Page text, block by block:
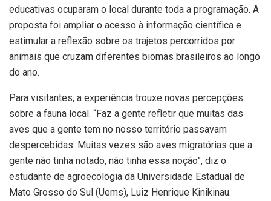
educativas ocuparam o local durante toda a programação. A
proposta foi ampliar o acesso à informação científica e
estimular a reflexão sobre os trajetos percorridos por
animais que cruzam diferentes biomas brasileiros ao longo
do ano.
Para visitantes, a experiência trouxe novas percepções
sobre a fauna local. “Faz a gente refletir que muitas das
aves que a gente tem no nosso território passavam
despercebidas. Muitas vezes são aves migratórias que a
gente não tinha notado, não tinha essa noção”, diz o
estudante de agroecologia da Universidade Estadual de
Mato Grosso do Sul (Uems), Luiz Henrique Kinikinau.